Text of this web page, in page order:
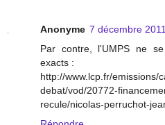
Anonyme 7 décembre
Par contre, l'UMPS ne
exacts :
http://www.lcp.fr/emissions/
debat/vod/20772-
recule/nicolas-perruchot-